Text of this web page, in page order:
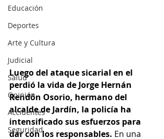
Educación
Deportes
Arte y Cultura
Judicial
Salud
Opinión
Accidentes
Seguridad
Luego del ataque sicarial en el
perdió la vida de Jorge Hernán
Rendón Osorio, hermano del
alcalde de Jardín, la policía ha
intensificado sus esfuerzos para
dar con los responsables. En una